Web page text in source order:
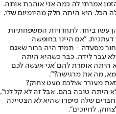
אמרתי לה כמה אני אוהבת אותה.
הכל. היא היתה חלק מהיומיום שלי,
עשו ביחד, לתחרויות המשפחתיות
דעתנית. "אם היינו בחופשה
מסעדה - תמיד היה ברור שאגם
לא עבר לידה. כבר כשהיא היתה
היתה אומרת להם 'אני אעשה לכם
מה את מרגישה?'".
מעורר אצלכם מעט צחוק?
היתה טובה בהם, אבל זה לא קל לנו",
חברים שלה סיפרו שהיא לא הצטיינה
לחיוכים".